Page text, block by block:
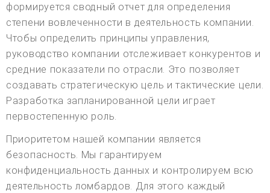
формируется сводный отчет для определения
степени вовлеченности в деятельность компании.
Чтобы определить принципы управления,
руководство компании отслеживает конкурентов и
средние показатели по отрасли. Это позволяет
создавать стратегическую цель и тактические цели.
Разработка запланированной цели играет
первостепенную роль.
Приоритетом нашей компании является
безопасность. Мы гарантируем
конфиденциальность данных и контролируем всю
деятельность ломбардов. Для этого каждый